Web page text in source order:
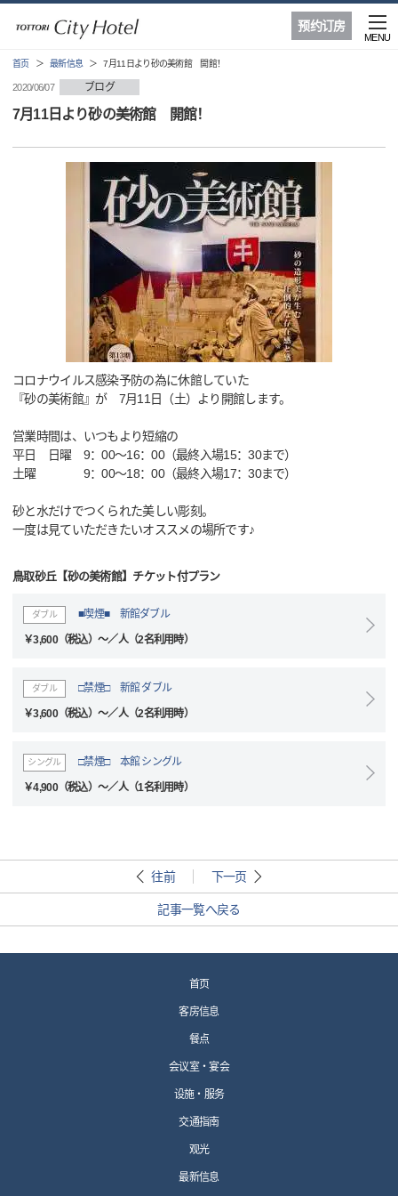
预约订房
MENU
首页 最新信息 7月11日より砂の美術館 開館！
2020/06/07 ブログ
7月11日より砂の美術館 開館！
コロナウイルス感染予防の為に休館していた
『砂の美術館』が 7月11日（土）より開館します。
営業時間は、いつもより短縮の
平日 日曜 9：00～16：00（最終入場15：30まで）
土曜 9：00～18：00（最終入場17：30まで）
砂と水だけでつくられた美しい彫刻。
一度は見ていただきたいオススメの場所です♪
鳥取砂丘【砂の美術館】チケット付プラン
ダブル ■喫煙■ 新館ダブル
￥3,600（税込）～／人（2名利用時）
ダブル □禁煙□ 新館 ダブル
￥3,600（税込）～／人（2名利用時）
シングル □禁煙□ 本館 シングル
￥4,900（税込）～／人（1名利用時）
往前 下一页
記事一覧へ戻る
首页
客房信息
餐点
会议室・宴会
设施・服务
交通指南
观光
最新信息